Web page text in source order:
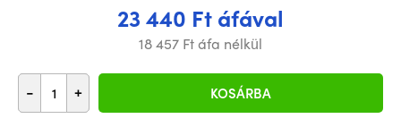
23 440 Ft áfával
18 457 Ft áfa nélkül
- + KOSÁRBA